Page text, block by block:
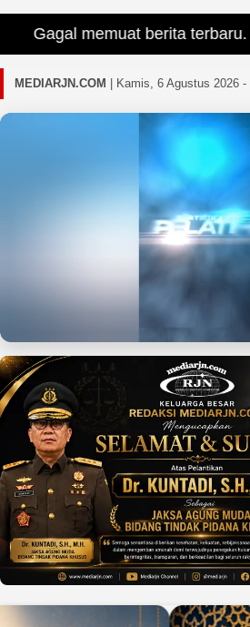
Gagal memuat berita terbaru.
MEDIARJN.COM Kamis, 6 Agustus 2026